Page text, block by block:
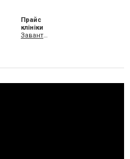
Прайс
клініки
Завантажити XLS